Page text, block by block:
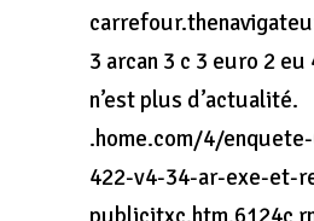
3 arcan 3 c 3 euro 2
n’est plus d’actualité.
.home.com/4/
422-v4-34-ar-exe-et-